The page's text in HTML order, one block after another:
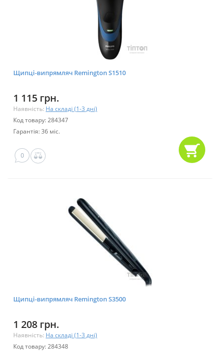
Щипці-випрямляч Remington S1510
1 115 грн.
Наявність: На складі (1-3 дні)
Код товару: 284347
Гарантія: 36 міс.
0
Щипці-випрямляч Remington S3500
1 208 грн.
Наявність: На складі (1-3 дні)
Код товару: 284348